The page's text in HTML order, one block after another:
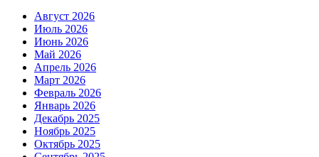
Август 2026
Июль 2026
Июнь 2026
Май 2026
Апрель 2026
Март 2026
Февраль 2026
Январь 2026
Декабрь 2025
Ноябрь 2025
Октябрь 2025